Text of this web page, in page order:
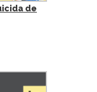
de